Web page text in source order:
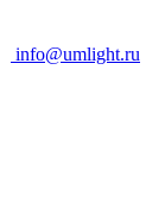
info@umlight.ru